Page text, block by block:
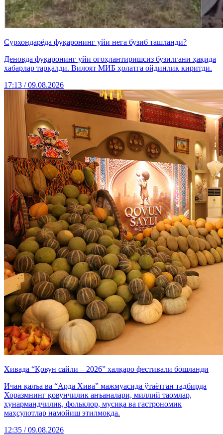
Сурхондарёда фуқаронинг уйи нега бузиб ташланди?
Деновда фуқаронинг уйи огоҳлантиришсиз бузилгани ҳақида
хабарлар тарқалди. Вилоят МИБ ҳолатга ойдинлик киритди.
17:13 / 09.08.2026
Хивада “Қовун сайли – 2026” халқаро фестивали бошланди
Ичан қалъа ва “Арда Хива” мажмуасида ўтаётган тадбирда
Хоразмнинг қовунчилик анъаналари, миллий таомлар,
ҳунармандчилик, фольклор, мусиқа ва гастрономик
маҳсулотлар намойиш этилмоқда.
12:35 / 09.08.2026